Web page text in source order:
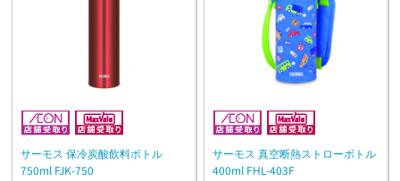
サーモス 保冷炭酸飲料ボトル
750ml FJK-750
サーモス 真空断熱ストローボトル
400ml FHL-403F